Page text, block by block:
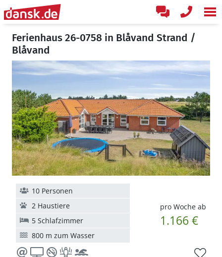
Ferienhaus 26-0758 in Blåvand Strand /
Blåvand
pro Woche ab
1.166 €
10 Personen
2 Haustiere
5 Schlafzimmer
800 m zum Wasser